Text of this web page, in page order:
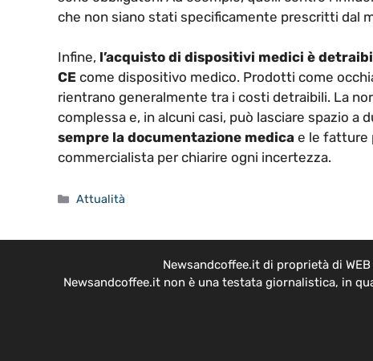
che non siano stati specificamente prescritti dal
Infine, l’acquisto di dispositivi medici è
CE come dispositivo medico. Prodotti come
rientrano generalmente tra i costi detraibili. La
complessa e, in alcuni casi, può lasciare spazio a
sempre la documentazione medica e le fatture
commercialista per chiarire ogni incertezza.
Categorie
Attualità
Newsandcoffee.it di proprietà di
Newsandcoffee.it non è una testata giornalistica, in